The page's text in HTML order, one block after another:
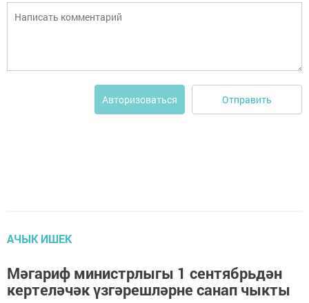
Авторизоваться Отправить
АЧЫК ИШЕК
Мәгариф министрлыгы 1 сентябрьдән
кертеләчәк үзгәрешләрне санап чыкты